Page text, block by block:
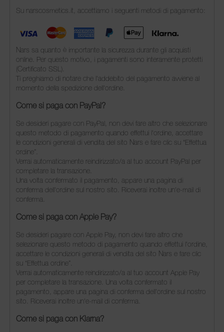
Su narscosmetics.it, accettiamo i seguenti metodi di pagamento:
Nars sa quanto è importante la sicurezza durante gli acquisti
online. Per questo motivo, i pagamenti sono interamente protetti
(Certificato SSL).
Ti preghiamo di notare che l'addebito del pagamento avviene al
momento della spedizione dell'ordine.
Come si paga con PayPal?
Se desideri pagare con PayPal, non devi fare altro che selezionare
questo metodo di pagamento quando effettui l'ordine, accettare
le condizioni generali di vendita del sito Nars e fare clic su “Effettua
ordine”.
Verrai automaticamente reindirizzato/a al tuo account PayPal per
completare la transazione.
Una volta confermato il pagamento, appare una pagina di
conferma dell'ordine sul nostro sito. Riceverai inoltre un'e-mail di
conferma.
Come si paga con Apple Pay?
Se desideri pagare con Apple Pay, non devi fare altro che
selezionare questo metodo di pagamento quando effettui l'ordine,
accettare le condizioni generali di vendita del sito Nars e fare clic
su “Effettua ordine”.
Verrai automaticamente reindirizzato/a al tuo account Apple Pay
per completare la transazione. Una volta confermato il
pagamento, appare una pagina di conferma dell'ordine sul nostro
sito. Riceverai inoltre un'e-mail di conferma.
Come si paga con Klarna?